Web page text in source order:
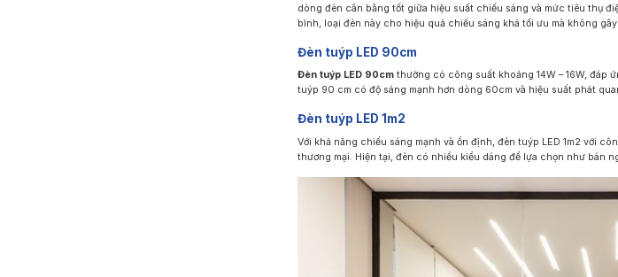
dòng đèn cân bằng tốt giữa hiệu suất chiếu sáng và mức tiêu thụ
bình, loại đèn này cho hiệu quả chiếu sáng khá tối ưu mà không gây
Đèn tuýp LED 90cm
Đèn tuýp LED 90cmthường có công suất khoảng 14W – 16W, đáp
tuýp 90 cm có độ sáng mạnh hơn dòng 60cm và hiệu suất phát
Đèn tuýp LED 1m2
Với khả năng chiếu sáng mạnh và ổn định, đèn tuýp LED 1m2 với
thương mại. Hiện tại, đèn có nhiều kiểu dáng để lựa chọn như bán